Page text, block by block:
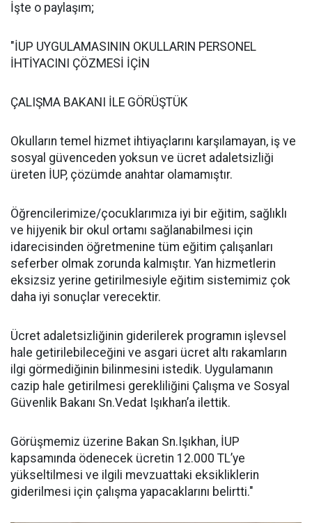
İşte o paylaşım;
"İUP UYGULAMASININ OKULLARIN PERSONEL
İHTİYACINI ÇÖZMESİ İÇİN
ÇALIŞMA BAKANI İLE GÖRÜŞTÜK
Okulların temel hizmet ihtiyaçlarını karşılamayan, iş ve
sosyal güvenceden yoksun ve ücret adaletsizliği
üreten İUP, çözümde anahtar olamamıştır.
Öğrencilerimize/çocuklarımıza iyi bir eğitim, sağlıklı
ve hijyenik bir okul ortamı sağlanabilmesi için
idarecisinden öğretmenine tüm eğitim çalışanları
seferber olmak zorunda kalmıştır. Yan hizmetlerin
eksizsiz yerine getirilmesiyle eğitim sistemimiz çok
daha iyi sonuçlar verecektir.
Ücret adaletsizliğinin giderilerek programın işlevsel
hale getirilebileceğini ve asgari ücret altı rakamların
ilgi görmediğinin bilinmesini istedik. Uygulamanın
cazip hale getirilmesi gerekliliğini Çalışma ve Sosyal
Güvenlik Bakanı Sn.Vedat Işıkhan’a ilettik.
Görüşmemiz üzerine Bakan Sn.Işıkhan, İUP
kapsamında ödenecek ücretin 12.000 TL’ye
yükseltilmesi ve ilgili mevzuattaki eksikliklerin
giderilmesi için çalışma yapacaklarını belirtti."